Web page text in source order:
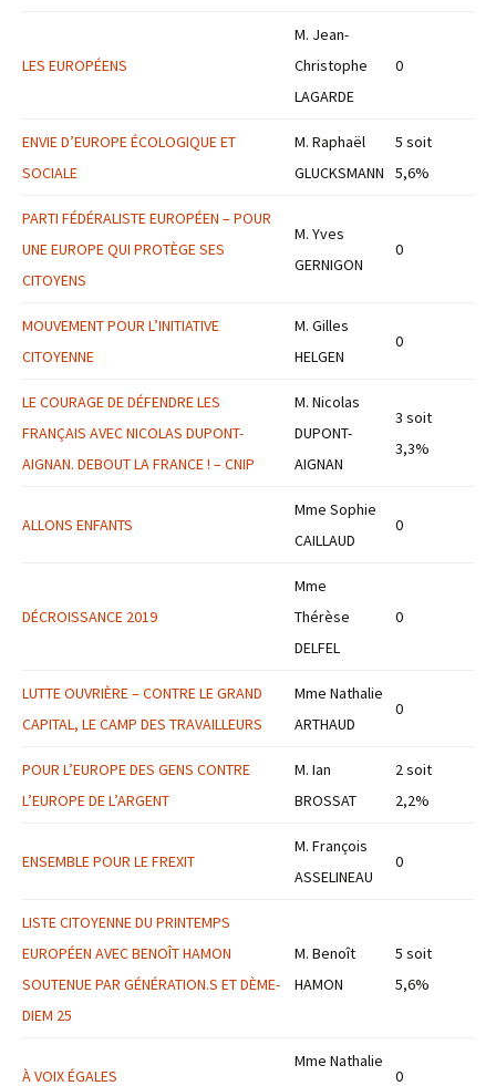
LES EUROPÉENS
M. Jean-
Christophe
LAGARDE
0
ENVIE D’EUROPE ÉCOLOGIQUE ET
SOCIALE
M. Raphaël
GLUCKSMANN
5 soit
5,6%
PARTI FÉDÉRALISTE EUROPÉEN – POUR
UNE EUROPE QUI PROTÈGE SES
CITOYENS
M. Yves
GERNIGON
0
MOUVEMENT POUR L’INITIATIVE
CITOYENNE
M. Gilles
HELGEN
0
LE COURAGE DE DÉFENDRE LES
FRANÇAIS AVEC NICOLAS DUPONT-
AIGNAN. DEBOUT LA FRANCE ! – CNIP
M. Nicolas
DUPONT-
AIGNAN
3 soit
3,3%
ALLONS ENFANTS
Mme Sophie
CAILLAUD
0
DÉCROISSANCE 2019
Mme
Thérèse
DELFEL
0
LUTTE OUVRIÈRE – CONTRE LE GRAND
CAPITAL, LE CAMP DES TRAVAILLEURS
Mme Nathalie
ARTHAUD
0
POUR L’EUROPE DES GENS CONTRE
L’EUROPE DE L’ARGENT
M. Ian
BROSSAT
2 soit
2,2%
ENSEMBLE POUR LE FREXIT
M. François
ASSELINEAU
0
LISTE CITOYENNE DU PRINTEMPS
EUROPÉEN AVEC BENOÎT HAMON
SOUTENUE PAR GÉNÉRATION.S ET DÈME-
DIEM 25
M. Benoît
HAMON
5 soit
5,6%
À VOIX ÉGALES
Mme Nathalie
0